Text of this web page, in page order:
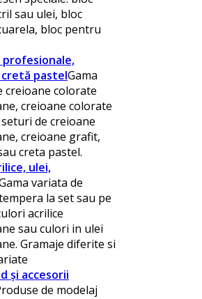
sau ulei, bloc
bloc pentru
profesionale,
pastelGama
creioane colorate
creioane colorate
de creioane
creioane grafit,
creta pastel.
ulei,
variata de
la set sau pe
acrilice
sau culori in ulei
Gramaje diferite si
și accesorii
de modelaj